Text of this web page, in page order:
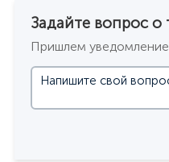
Задайте вопрос о
Пришлем